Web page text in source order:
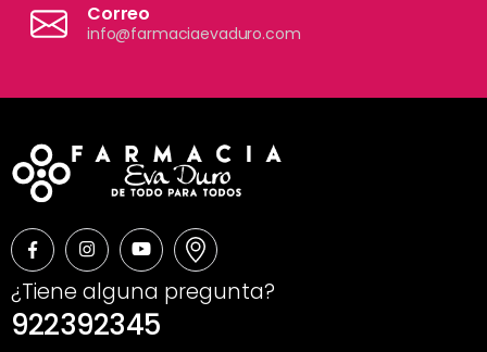
Correo
info@farmaciaevaduro.com
¿Tiene alguna pregunta?
922392345